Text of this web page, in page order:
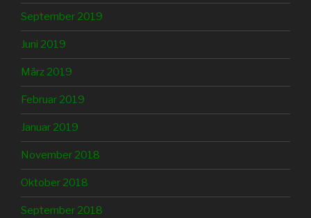
September 2019
Juni 2019
März 2019
Februar 2019
Januar 2019
November 2018
Oktober 2018
September 2018